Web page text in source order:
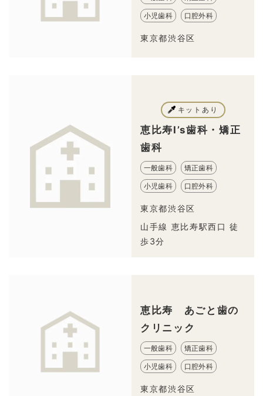
小児歯科 口腔外科
東京都渋谷区
キットあり
恵比寿I’s歯科・矯正
歯科
一般歯科 矯正歯科
小児歯科 口腔外科
東京都渋谷区
山手線 恵比寿駅西口 徒
歩3分
恵比寿 あごと歯の
クリニック
一般歯科 矯正歯科
小児歯科 口腔外科
東京都渋谷区